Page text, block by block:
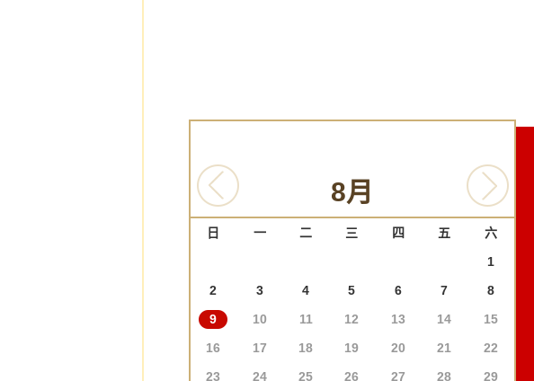
8月
日 一 二 三 四 五
六
1
2
3 4 5 6 7
8
9
10 11 12 13 14
15
16
17 18 19 20 21
22
23
24 25 26 27 28 29